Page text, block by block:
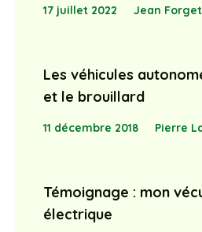
17 juillet 2022 Jean Forget
Les véhicules
et le brouillard
11 décembre 2018 Pierre
Témoignage : mon
électrique